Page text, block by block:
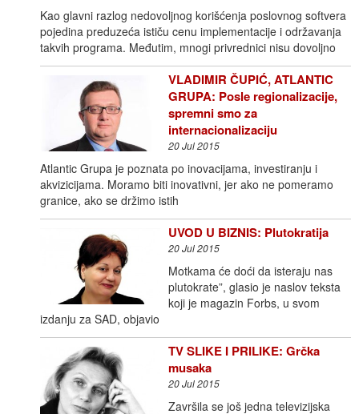
Kao glavni razlog nedovoljnog korišćenja poslovnog softvera
pojedina preduzeća ističu cenu implementacije i održavanja
takvih programa. Međutim, mnogi privrednici nisu dovoljno
VLADIMIR ČUPIĆ, ATLANTIC
GRUPA: Posle regionalizacije,
spremni smo za
internacionalizaciju
20 Jul 2015
Atlantic Grupa je poznata po inovacijama, investiranju i
akvizicijama. Moramo biti inovativni, jer ako ne pomeramo
granice, ako se držimo istih
UVOD U BIZNIS: Plutokratija
20 Jul 2015
Motkama će doći da isteraju nas
plutokrate”, glasio je naslov teksta
koji je magazin Forbs, u svom
izdanju za SAD, objavio
TV SLIKE I PRILIKE: Grčka
musaka
20 Jul 2015
Završila se još jedna televizijska